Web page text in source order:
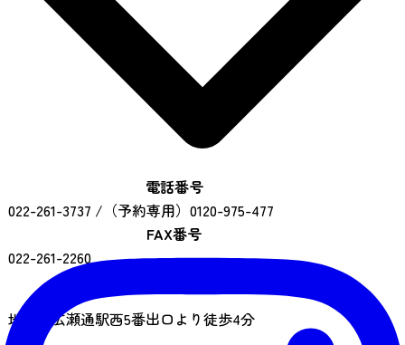
電話番号
022-261-3737 /（予約専用）0120-975-477
FAX番号
022-261-2260
地下鉄広瀬通駅西5番出口より徒歩4分